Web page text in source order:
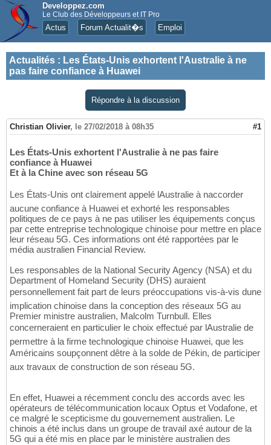
Developpez.com
Le Club des Développeurs et IT Pro
Actus Forum Actualit�s Emploi
Actualités : Les États-Unis exhortent l'Australie à ne
pas faire confiance à Huawei
Répondre à la discussion
Christian Olivier, le 27/02/2018 à 08h35 #1
Les États-Unis exhortent l'Australie à ne pas faire
confiance à Huawei
Et à la Chine avec son réseau 5G
Les États-Unis ont clairement appelé lAustralie à naccorder
aucune confiance à Huawei et exhorté les responsables
politiques de ce pays à ne pas utiliser les équipements conçus
par cette entreprise technologique chinoise pour mettre en place
leur réseau 5G. Ces informations ont été rapportées par le
média australien Financial Review.
Les responsables de la National Security Agency (NSA) et du
Department of Homeland Security (DHS) auraient
personnellement fait part de leurs préoccupations vis-à-vis dune
implication chinoise dans la conception des réseaux 5G au
Premier ministre australien, Malcolm Turnbull. Elles
concerneraient en particulier le choix effectué par lAustralie de
permettre à la firme technologique chinoise Huawei, que les
Américains soupçonnent dêtre à la solde de Pékin, de participer
aux travaux de construction de son réseau 5G.
En effet, Huawei a récemment conclu des accords avec les
opérateurs de télécommunication locaux Optus et Vodafone, et
ce malgré le scepticisme du gouvernement australien. Le
chinois a été inclus dans un groupe de travail axé autour de la
5G qui a été mis en place par le ministère australien des